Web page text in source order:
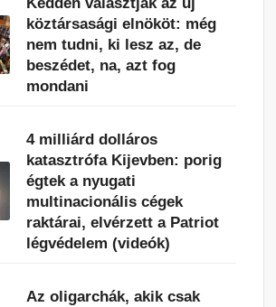
köztársasági elnököt: még
nem tudni, ki lesz az, de
beszédet, na, azt fog
mondani
4 milliárd dolláros
katasztrófa Kijevben: porig
égtek a nyugati
multinacionális cégek
raktárai, elvérzett a Patriot
légvédelem (videók)
Az oligarchák, akik csak